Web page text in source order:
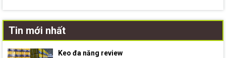
Tin mới nhất
Keo đa năng review